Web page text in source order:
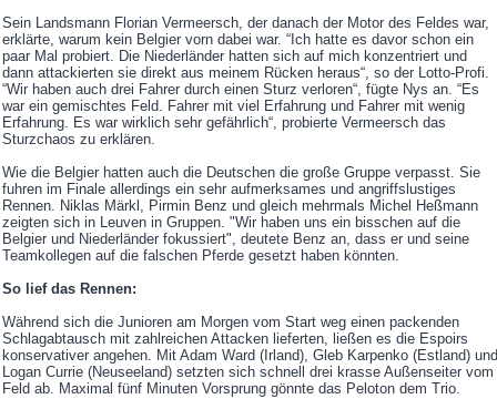
Sein Landsmann Florian Vermeersch, der danach der Motor des Feldes war,
erklärte, warum kein Belgier vorn dabei war. “Ich hatte es davor schon ein
paar Mal probiert. Die Niederländer hatten sich auf mich konzentriert und
dann attackierten sie direkt aus meinem Rücken heraus“, so der Lotto-Profi.
“Wir haben auch drei Fahrer durch einen Sturz verloren“, fügte Nys an. “Es
war ein gemischtes Feld. Fahrer mit viel Erfahrung und Fahrer mit wenig
Erfahrung. Es war wirklich sehr gefährlich“, probierte Vermeersch das
Sturzchaos zu erklären.
Wie die Belgier hatten auch die Deutschen die große Gruppe verpasst. Sie
fuhren im Finale allerdings ein sehr aufmerksames und angriffslustiges
Rennen. Niklas Märkl, Pirmin Benz und gleich mehrmals Michel Heßmann
zeigten sich in Leuven in Gruppen. "Wir haben uns ein bisschen auf die
Belgier und Niederländer fokussiert", deutete Benz an, dass er und seine
Teamkollegen auf die falschen Pferde gesetzt haben könnten.
So lief das Rennen:
Während sich die Junioren am Morgen vom Start weg einen packenden
Schlagabtausch mit zahlreichen Attacken lieferten, ließen es die Espoirs
konservativer angehen. Mit Adam Ward (Irland), Gleb Karpenko (Estland) und
Logan Currie (Neuseeland) setzten sich schnell drei krasse Außenseiter vom
Feld ab. Maximal fünf Minuten Vorsprung gönnte das Peloton dem Trio.